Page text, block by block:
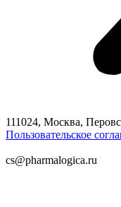
111024, Москва,
Пользовательское
cs@pharmalogica.ru